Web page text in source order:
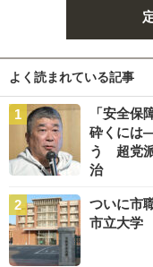
よく読まれている記事
「安全保
砕くには
う 超党
治
ついに市
市立大学